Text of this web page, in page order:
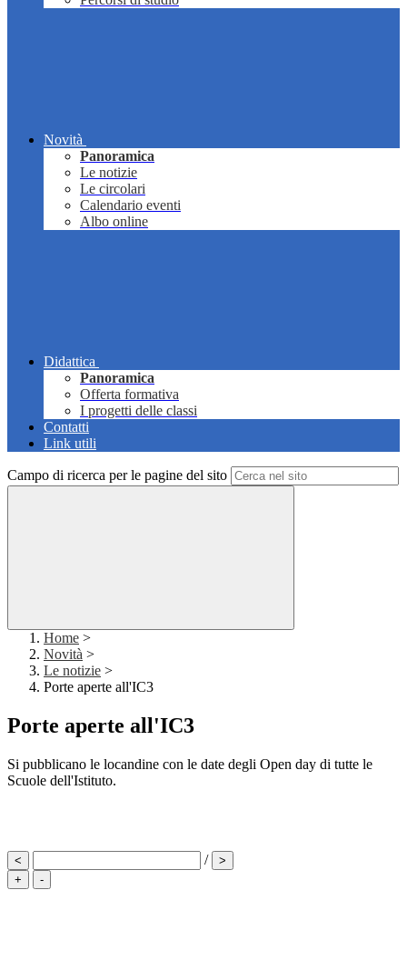
Novità
Panoramica
Le notizie
Le circolari
Calendario eventi
Albo online
Didattica
Panoramica
Offerta formativa
I progetti delle classi
Contatti
Link utili
Campo di ricerca per le pagine del sito
Home >
Novità >
Le notizie >
Porte aperte all'IC3
Porte aperte all'IC3
Si pubblicano le locandine con le date degli Open day di tutte le
Scuole dell'Istituto.
< /
>
+
-